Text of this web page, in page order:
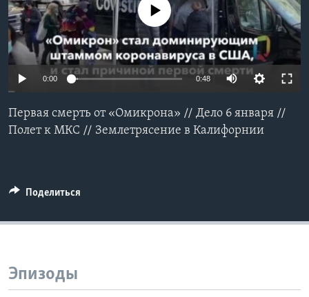
Learning English
СОЦИАЛЬНЫЕ СЕТИ
Языки
No media source currently available
0:00 0:48
Первая смерть от «Омикрона» // Дело 6 января //
Полет к МКС // Землетрясение в Калифорнии
Поделиться
Эпизоды